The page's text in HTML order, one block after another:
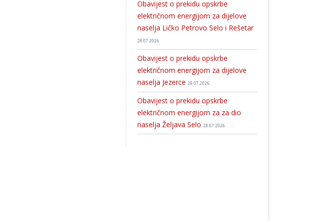
Obavijest o prekidu opskrbe
električnom energijom za dijelove
naselja Ličko Petrovo Selo i Rešetar
28.07.2026
Obavijest o prekidu opskrbe
električnom energijom za dijelove
naselja Jezerce 28.07.2026
Obavijest o prekidu opskrbe
električnom energijom za za dio
naselja Željava Selo 28.07.2026